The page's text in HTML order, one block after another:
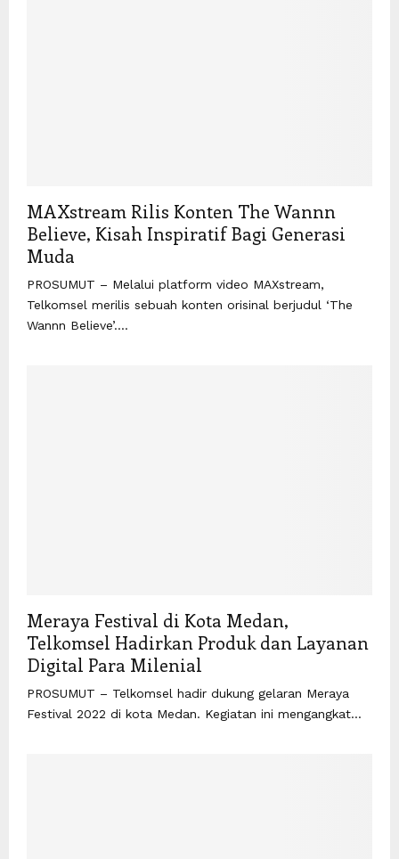
MAXstream Rilis Konten The Wannn
Believe, Kisah Inspiratif Bagi Generasi
Muda
PROSUMUT – Melalui platform video MAXstream,
Telkomsel merilis sebuah konten orisinal berjudul ‘The
Wannn Believe’....
Meraya Festival di Kota Medan,
Telkomsel Hadirkan Produk dan Layanan
Digital Para Milenial
PROSUMUT – Telkomsel hadir dukung gelaran Meraya
Festival 2022 di kota Medan. Kegiatan ini mengangkat...